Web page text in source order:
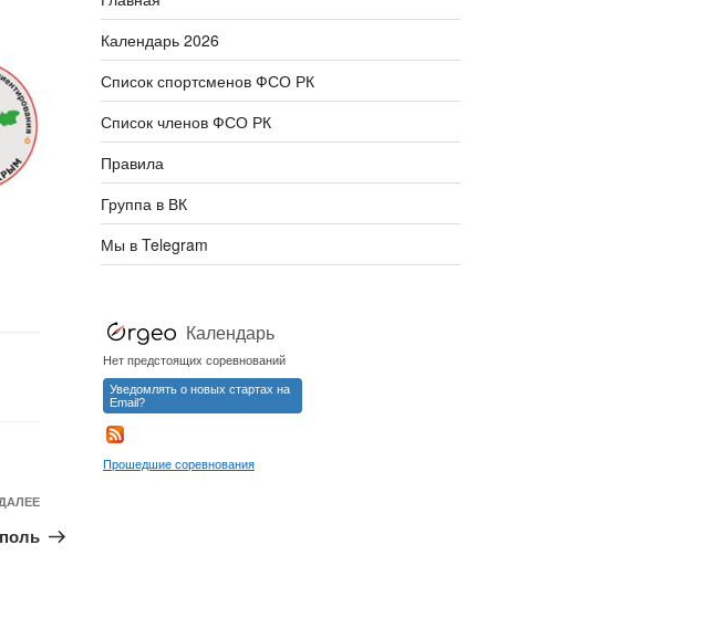
Следующая
запись
Календарь 2026
Список спортсменов ФСО РК
Список членов ФСО РК
Правила
Группа в ВК
Мы в Telegram